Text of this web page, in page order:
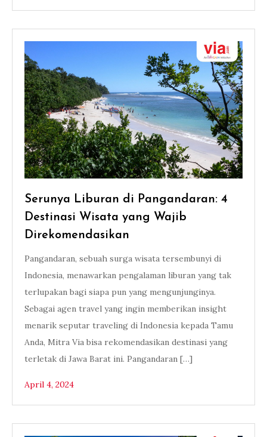
Serunya Liburan di Pangandaran: 4
Destinasi Wisata yang Wajib
Direkomendasikan
Pangandaran, sebuah surga wisata tersembunyi di
Indonesia, menawarkan pengalaman liburan yang tak
terlupakan bagi siapa pun yang mengunjunginya.
Sebagai agen travel yang ingin memberikan insight
menarik seputar traveling di Indonesia kepada Tamu
Anda, Mitra Via bisa rekomendasikan destinasi yang
terletak di Jawa Barat ini. Pangandaran […]
April 4, 2024